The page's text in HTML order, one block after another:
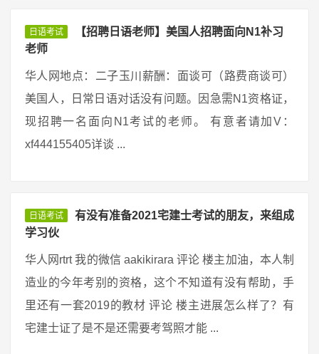
日语考试
【招聘日语老师】美国人招聘面向N1补习
老师
华人网地点：二子玉川薪酬：面谈可（路费商谈可）
美国人，日常日语对话没有问题。因急需N1资格证，
现招聘一名面向N1考试的老师。 有意者请加V：
xf444155405详谈 ...
日语考试
有没有准备2021宅建士考试的朋友，来组成
学习伙
华人网rtrt 我的微信 aakikirara 评论 楼主加油，本人制
造业的今年考别的资格，这个不知道有没有帮助，手
里还有一套2019的教材 评论 楼主进展怎么样了？有
宅建士证了是不是还需要考驾照才能 ...